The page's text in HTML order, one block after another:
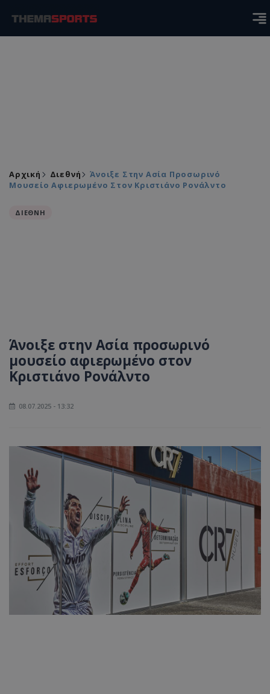
Αρχική Διεθνή
Άνοιξε Στην Ασία Προσωρινό
Μουσείο Αφιερωμένο Στον Κριστιάνο Ρονάλντο
ΔΙΕΘΝΗ
Άνοιξε στην Ασία προσωρινό
μουσείο αφιερωμένο στον
Κριστιάνο Ρονάλντο
08.07.2025 - 13:32